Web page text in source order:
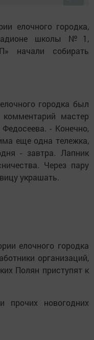
елочного городка,
школы №1,
начали собирать
городка был
мастер
- Конечно,
еще одна тележка,
- завтра. Лапник
Через пару
украшать.
елочного городка
организаций,
Полян приступят к
прочих новогодних